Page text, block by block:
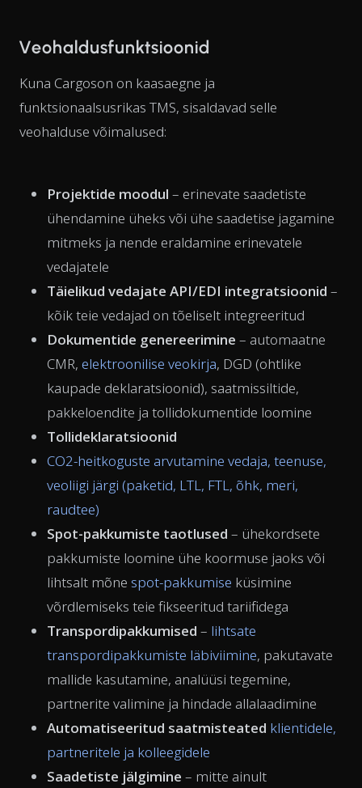
Veohaldusfunktsioonid
Kuna Cargoson on kaasaegne ja
funktsionaalsusrikas TMS, sisaldavad selle
veohalduse võimalused:
Projektide moodul – erinevate saadetiste
ühendamine üheks või ühe saadetise jagamine
mitmeks ja nende eraldamine erinevatele
vedajatele
Täielikud vedajate API/EDI integratsioonid –
kõik teie vedajad on tõeliselt integreeritud
Dokumentide genereerimine – automaatne
CMR, elektroonilise veokirja, DGD (ohtlike
kaupade deklaratsioonid), saatmissiltide,
pakkeloendite ja tollidokumentide loomine
Tollideklaratsioonid
CO2-heitkoguste arvutamine vedaja, teenuse,
veoliigi järgi (paketid, LTL, FTL, õhk, meri,
raudtee)
Spot-pakkumiste taotlused – ühekordsete
pakkumiste loomine ühe koormuse jaoks või
lihtsalt mõne spot-pakkumise küsimine
võrdlemiseks teie fikseeritud tariifidega
Transpordipakkumised – lihtsate
transpordipakkumiste läbiviimine, pakutavate
mallide kasutamine, analüüsi tegemine,
partnerite valimine ja hindade allalaadimine
Automatiseeritud saatmisteated klientidele,
partneritele ja kolleegidele
Saadetiste jälgimine – mitte ainult